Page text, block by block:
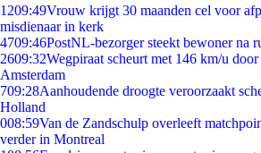
1209:49Vrouw krijgt 30 maanden cel voor
misdienaar in kerk
4709:46PostNL-bezorger steekt bewoner na
2609:32Wegpiraat scheurt met 146 km/u
Amsterdam
709:28Aanhoudende droogte veroorzaakt
Holland
008:59Van de Zandschulp overleeft
verder in Montreal